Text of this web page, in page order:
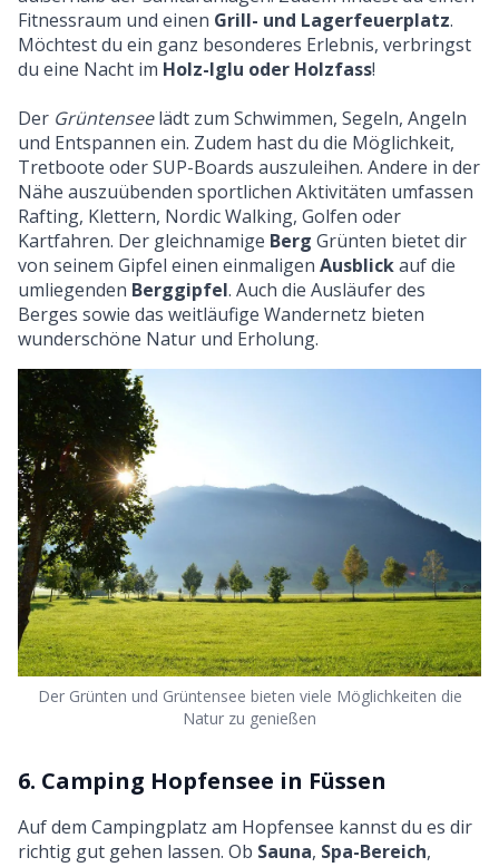
Fitnessraum und einen Grill- und Lagerfeuerplatz.
Möchtest du ein ganz besonderes Erlebnis, verbringst
du eine Nacht im Holz-Iglu oder Holzfass!
Der Grüntenseelädt zum Schwimmen, Segeln, Angeln
und Entspannen ein. Zudem hast du die Möglichkeit,
Tretboote oder SUP-Boards auszuleihen. Andere in der
Nähe auszuübenden sportlichen Aktivitäten umfassen
Rafting, Klettern, Nordic Walking, Golfen oder
Kartfahren. Der gleichnamige Berg Grünten bietet dir
von seinem Gipfel einen einmaligen Ausblickauf die
umliegenden Berggipfel. Auch die Ausläufer des
Berges sowie das weitläufige Wandernetz bieten
wunderschöne Natur und Erholung.
Der Grünten und Grüntensee bieten viele Möglichkeiten die
Natur zu genießen
6. Camping Hopfensee in Füssen
Auf dem Campingplatz am Hopfensee kannst du es dir
richtig gut gehen lassen. Ob Sauna, Spa-Bereich,